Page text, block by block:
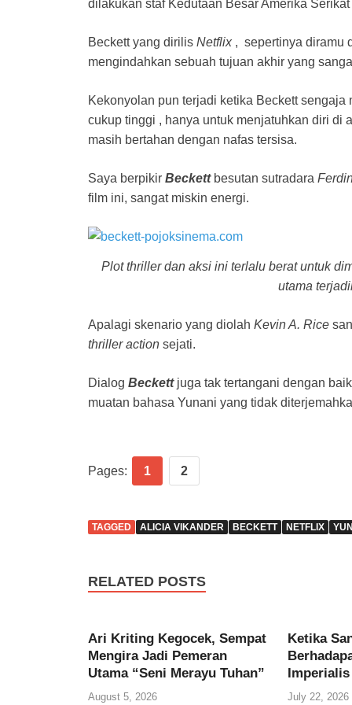
dilakukan staf Kedutaan Besar Amerika
Beckett yang dirilis Netflix, sepertinya diramu
mengindahkan sebuah tujuan akhir yang
Kekonyolan pun terjadi ketika Beckett
cukup tinggi , hanya untuk menjatuhkan diri di
masih bertahan dengan nafas tersisa.
Saya berpikir Beckettbesutan sutradara
film ini, sangat miskin energi.
Plot thriller dan aksi ini terlalu berat untuk
utama
Apalagi skenario yang diolah Kevin A. Rice
thriller action sejati.
Dialog Beckettjuga tak tertangani dengan
muatan bahasa Yunani yang tidak
Pages: 1 2
TAGGED ALICIA VIKANDER BECKETT NETFLIX
RELATED POSTS
Ari Kriting Kegocek, Sempat
Mengira Jadi Pemeran
Utama “Seni Merayu Tuhan”
August 5, 2026
Ketika
July 22, 2026